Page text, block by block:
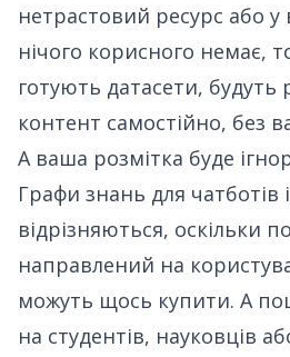
нетрастовий ресурс або у
нічого корисного немає,
готують датасети, будуть
контент самостійно, без
А ваша розмітка буде
Графи знань для чатботів
відрізняються, оскільки
направлений на
можуть щось купити. А
на студентів, науковців